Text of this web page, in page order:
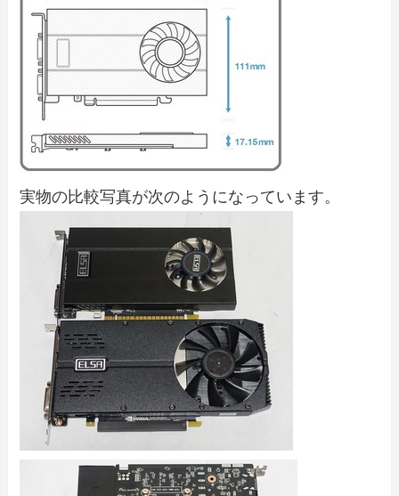
実物の比較写真が次のようになっています。